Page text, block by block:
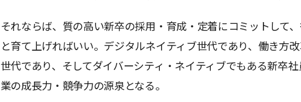
それならば、質の高い新卒の採用・育成・定着にコミットして
と育て上げればいい。デジタルネイティブ世代であり、働き方
世代であり、そしてダイバーシティ・ネイティブでもある新卒
業の成長力・競争力の源泉となる。